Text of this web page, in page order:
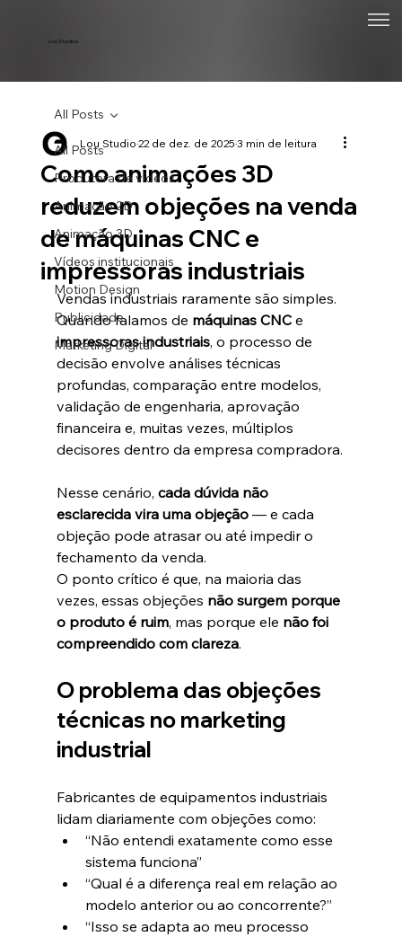
Lou Studios
All Posts
Produtora de vídeos
Animação 2D
Animação 3D
Vídeos institucionais
Motion Design
Publicidade
Marketing Digital
All Posts
Como animações 3D
reduzem objeções na venda
de máquinas CNC e
impressoras industriais
Lou Studio22 de dez. de 20253 min de leitura
Vendas industriais raramente são simples.
Quando falamos de máquinas CNC e
impressoras industriais, o processo de
decisão envolve análises técnicas
profundas, comparação entre modelos,
validação de engenharia, aprovação
financeira e, muitas vezes, múltiplos
decisores dentro da empresa compradora.
Nesse cenário, cada dúvida não
esclarecida vira uma objeção — e cada
objeção pode atrasar ou até impedir o
fechamento da venda.
O ponto crítico é que, na maioria das
vezes, essas objeções não surgem porque
o produto é ruim, mas porque ele não foi
compreendido com clareza.
O problema das objeções
técnicas no marketing
industrial
Fabricantes de equipamentos industriais
lidam diariamente com objeções como:
“Não entendi exatamente como esse
sistema funciona”
“Qual é a diferença real em relação ao
modelo anterior ou ao concorrente?”
“Isso se adapta ao meu processo